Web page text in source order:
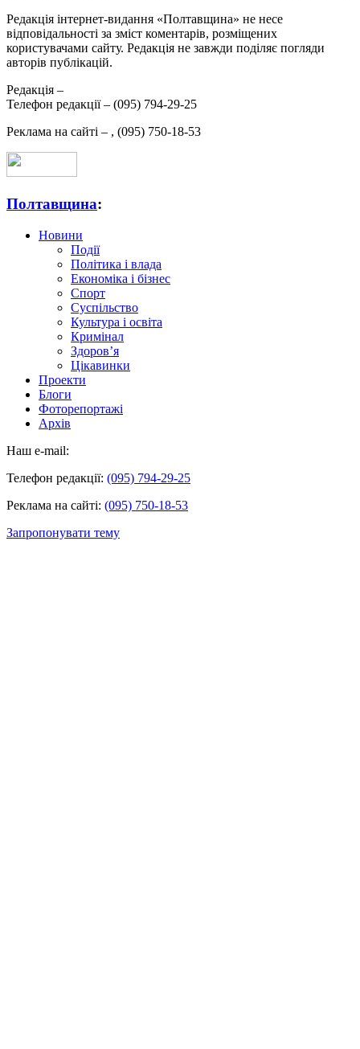
Редакція інтернет-видання «Полтавщина» не несе
відповідальності за зміст коментарів, розміщених
користувачами сайту. Редакція не завжди поділяє погляди
авторів публікацій.
Редакція –
Телефон редакції – (095) 794-29-25
Реклама на сайті – , (095) 750-18-53
Полтавщина:
Новини
Події
Політика і влада
Економіка і бізнес
Спорт
Суспільство
Культура і освіта
Кримінал
Здоров’я
Цікавинки
Проекти
Блоги
Фоторепортажі
Архів
Наш e-mail:
Телефон редакції: (095) 794-29-25
Реклама на сайті: (095) 750-18-53
Запропонувати тему